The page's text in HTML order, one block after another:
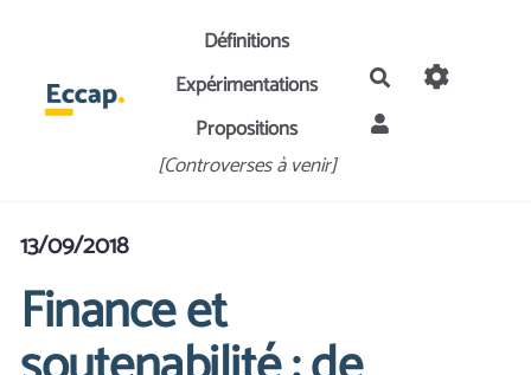
Aller au contenu principalDéfinitions
Expérimentations
Propositions
[Controverses à venir]
Rechercher
13/09/2018
Finance et